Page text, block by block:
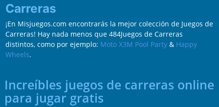
Carreras
¡En Misjuegos.com encontrarás la mejor colección de Juegos de
Carreras! Hay nada menos que 484Juegos de Carreras
distintos, como por ejemplo: Moto X3M Pool Party& Happy
Wheels.
Increíbles juegos de carreras online
para jugar gratis